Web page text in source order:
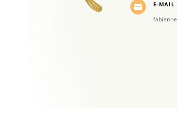
 E-MAIL